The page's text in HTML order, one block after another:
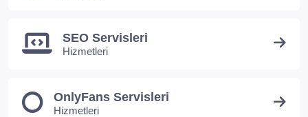
SEO Servisleri
Hizmetleri
OnlyFans Servisleri
Hizmetleri